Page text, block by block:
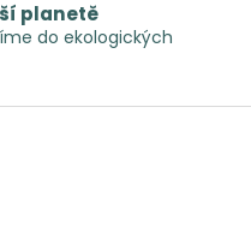
planetě
do ekologických